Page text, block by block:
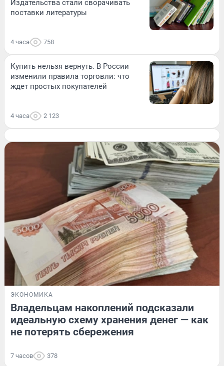
Издательства стали сворачивать
поставки литературы
4 часа 758
Купить нельзя вернуть. В России
изменили правила торговли: что
ждет простых покупателей
4 часа 2 123
ЭКОНОМИКА
Владельцам накоплений подсказали
идеальную схему хранения денег — как
не потерять сбережения
7 часов 378